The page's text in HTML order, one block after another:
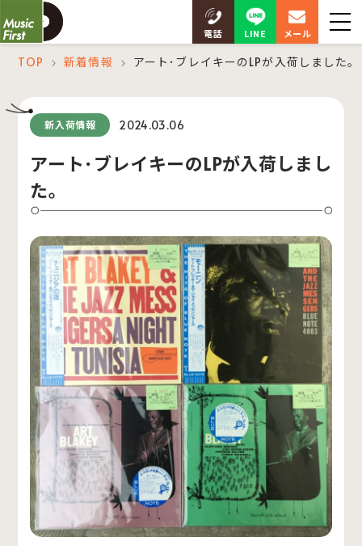
電話 LINE メール
TOP ＞ 新着情報 ＞ アート･ブレイキーのLPが入荷しました。
新入荷情報 2024.03.06
アート･ブレイキーのLPが入荷しまし
た。